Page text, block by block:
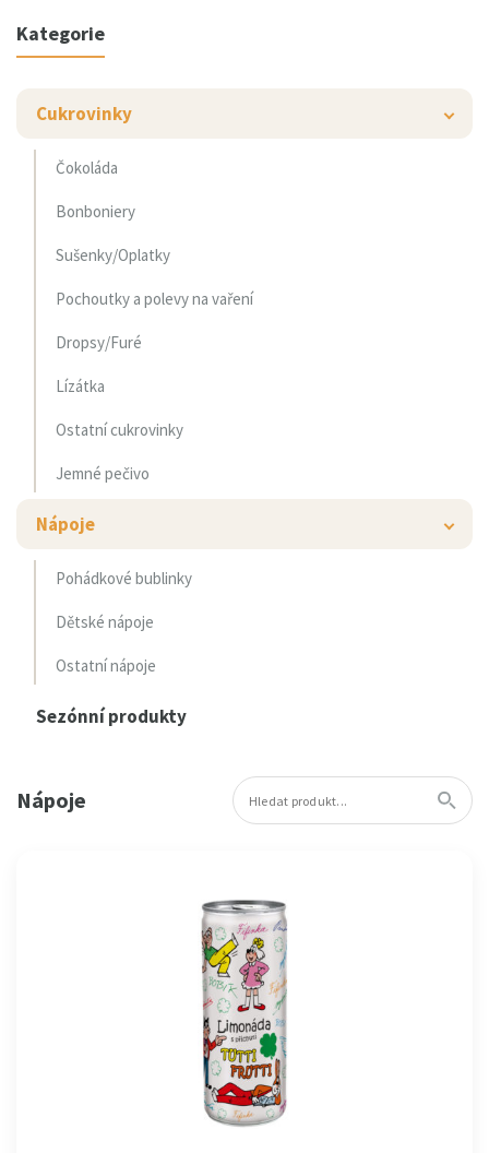
Kategorie
Cukrovinky
Čokoláda
Bonboniery
Sušenky/Oplatky
Pochoutky a polevy na vaření
Dropsy/Furé
Lízátka
Ostatní cukrovinky
Jemné pečivo
Nápoje
Pohádkové bublinky
Dětské nápoje
Ostatní nápoje
Sezónní produkty
Nápoje